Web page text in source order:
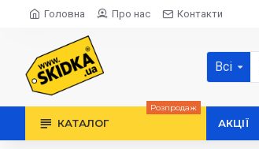
Головна Про нас Контакти
Всі
КАТАЛОГ
Розпродаж
АКЦІЇ